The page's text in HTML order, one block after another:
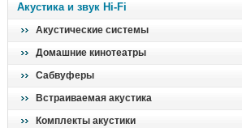
ресиверы,
проигрыватели
Акустика и звук Hi-Fi
Акустические системы
Домашние кинотеатры
Сабвуферы
Встраиваемая акустика
Комплекты акустики